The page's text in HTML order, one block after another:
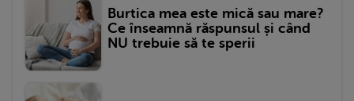
Burtica mea este mică sau mare?
Ce înseamnă răspunsul și când
NU trebuie să te sperii